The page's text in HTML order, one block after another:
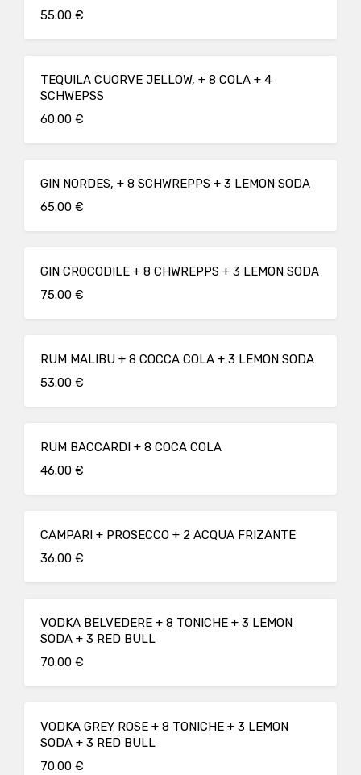
55.00 €
TEQUILA CUORVE JELLOW, + 8 COLA + 4
SCHWEPSS
60.00 €
GIN NORDES, + 8 SCHWREPPS + 3 LEMON SODA
65.00 €
GIN CROCODILE + 8 CHWREPPS + 3 LEMON SODA
75.00 €
RUM MALIBU + 8 COCCA COLA + 3 LEMON SODA
53.00 €
RUM BACCARDI + 8 COCA COLA
46.00 €
CAMPARI + PROSECCO + 2 ACQUA FRIZANTE
36.00 €
VODKA BELVEDERE + 8 TONICHE + 3 LEMON
SODA + 3 RED BULL
70.00 €
VODKA GREY ROSE + 8 TONICHE + 3 LEMON
SODA + 3 RED BULL
70.00 €